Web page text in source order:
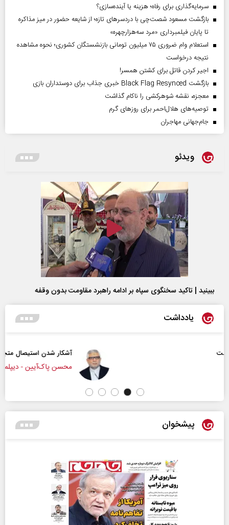
سرمایه‌گذاری برای رفاه؛ هزینه یا آینده‌سازی؟
بازگشت مسعود شصت‌چی با دردسر‌های تازه؛ از شایعه حضور در میز مذاکره
تا پایان فیلمبرداری «مرد سه‌هزارچهره»
استعلام وام ضروری ۷۵ میلیون تومانی بازنشستگان کشوری؛ نحوه مشاهده
نتیجه درخواست
اجیر کردن قاتل برای کشتن همسر!
بازگشت Black Flag Resynced خبری جذاب برای دوستداران بازی
معجزه، نقشه شوهرکشی را ناکام گذاشت
توصیه‌های هلال‌احمر برای روز‌های گرم
جام‌جهانی مهاجران
ویدئو
ببینید | تاکید سخنگوی سپاه بر ادامه راهبرد مقاومت بدون وقفه
یادداشت
آشکار شدن استیصال متجاوزان
محسن پاک‌آیین - دیپلمات پیشین
پیشخوان